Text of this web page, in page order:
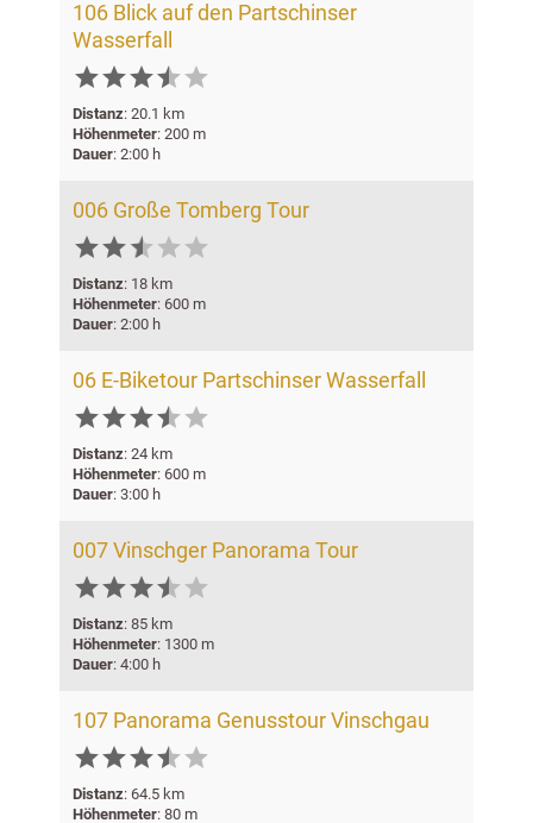
106 Blick auf den Partschinser
Wasserfall


Distanz: 20.1 km
Höhenmeter: 200 m
Dauer: 2:00 h
006 Große Tomberg Tour
  

Distanz: 18 km
Höhenmeter: 600 m
Dauer: 2:00 h
06 E-Biketour Partschinser Wasserfall


Distanz: 24 km
Höhenmeter: 600 m
Dauer: 3:00 h
007 Vinschger Panorama Tour
 

Distanz: 85 km
Höhenmeter: 1300 m
Dauer: 4:00 h
107 Panorama Genusstour Vinschgau


Distanz: 64.5 km
Höhenmeter: 80 m